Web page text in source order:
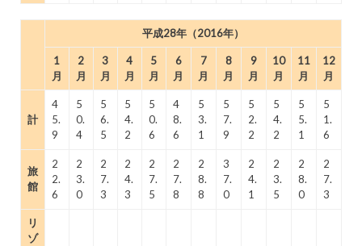
平成28年（2016年）
1
月
2
月
3
月
4
月
5
月
6
月
7
月
8
月
9
月
10
月
11
月
12
月
計
4
5.
9
5
0.
4
5
6.
5
5
4.
2
5
0.
6
4
8.
6
5
3.
1
5
7.
9
5
2.
2
5
4.
2
5
5.
1
5
1.
6
旅
館
2
2.
6
2
3.
0
2
7.
3
2
4.
3
2
7.
5
2
7.
8
2
8.
8
3
7.
0
2
4.
1
2
3.
5
2
8.
0
2
7.
3
リ
ゾ